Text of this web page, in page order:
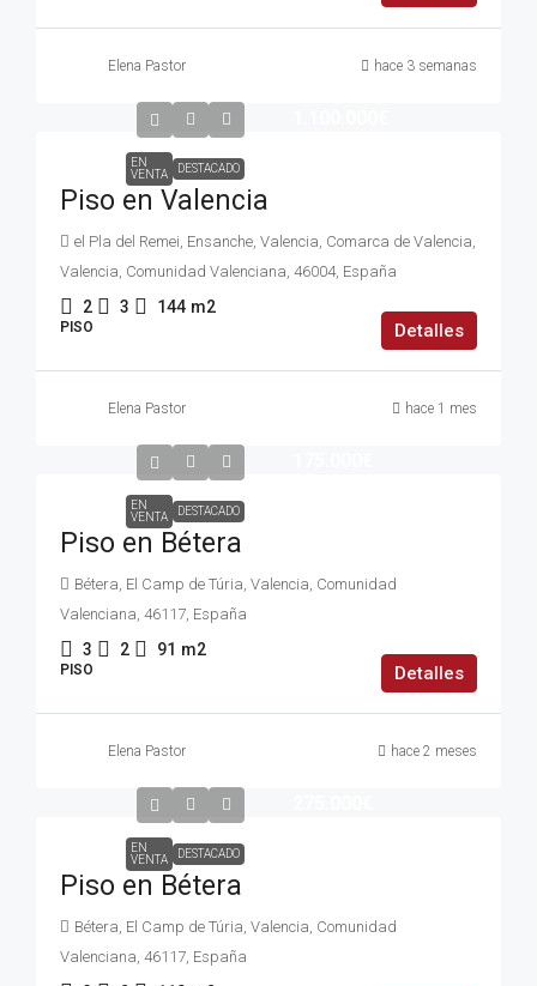
Elena Pastor hace 3 semanas
EN
VENTA
DESTACADO
Piso en Valencia
el Pla del Remei, Ensanche, Valencia, Comarca de Valencia,
Valencia, Comunidad Valenciana, 46004, España
2 3 144 m2
PISO Detalles
Elena Pastor hace 1 mes
EN
VENTA
DESTACADO
Piso en Bétera
Bétera, El Camp de Túria, Valencia, Comunidad
Valenciana, 46117, España
3 2 91 m2
PISO Detalles
Elena Pastor hace 2 meses
EN
VENTA
DESTACADO
Piso en Bétera
Bétera, El Camp de Túria, Valencia, Comunidad
Valenciana, 46117, España